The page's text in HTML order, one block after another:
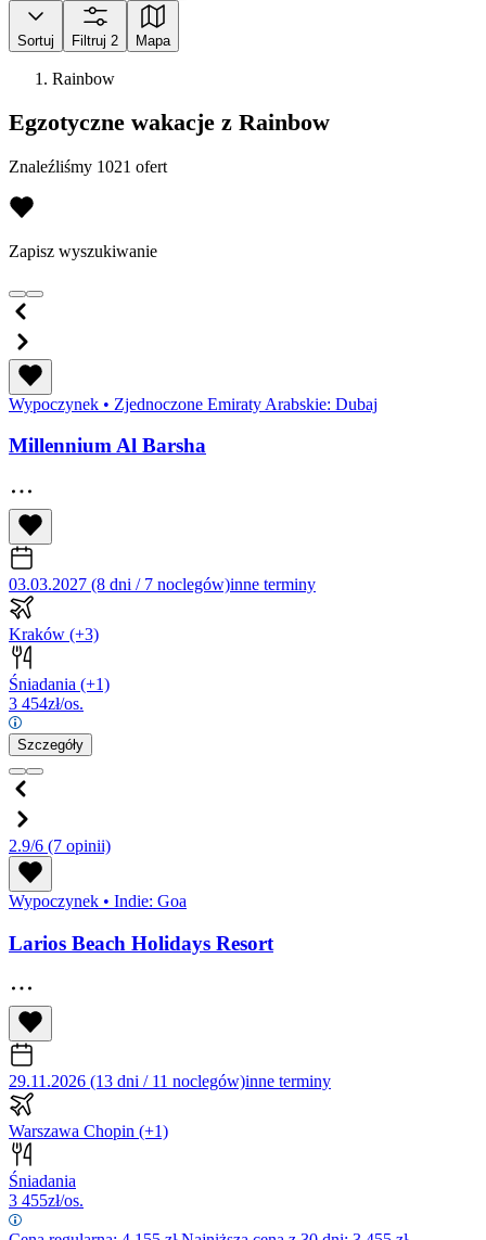
Sortuj Filtruj 2 Mapa
Rainbow
Egzotyczne wakacje z Rainbow
Znaleźliśmy 1021 ofert
Zapisz wyszukiwanie
Wypoczynek • Zjednoczone Emiraty Arabskie: Dubaj
Millennium Al Barsha
03.03.2027 (8 dni / 7 noclegów)inne terminy
Kraków (+3)
Śniadania (+1)
3 454zł/os.
Szczegóły
2.9/6 (7 opinii)
Wypoczynek • Indie: Goa
Larios Beach Holidays Resort
29.11.2026 (13 dni / 11 noclegów)inne terminy
Warszawa Chopin (+1)
Śniadania
3 455zł/os.